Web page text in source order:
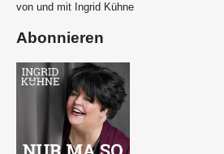
von und mit Ingrid Kühne
Abonnieren